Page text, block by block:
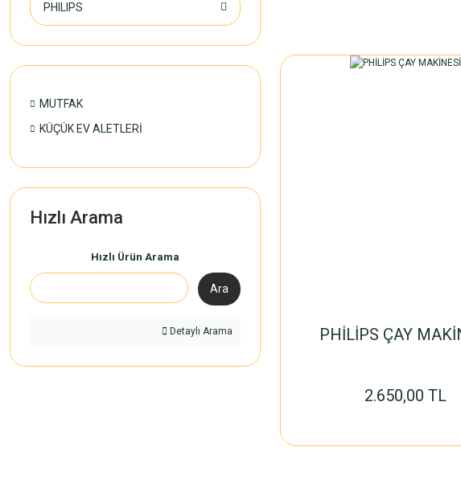
PHILIPS
MUTFAK
KÜÇÜK EV ALETLERİ
Hızlı Arama
Hızlı Ürün Arama
Ara
Detaylı Arama PHİLİPS ÇAY
2.650,00 TL